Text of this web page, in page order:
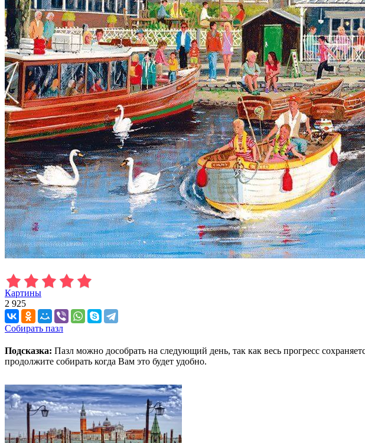
Картины
2 925
Собирать пазл
Подсказка: Пазл можно дособрать на следующий день, так как весь прогресс
продолжите собирать когда Вам это будет удобно.